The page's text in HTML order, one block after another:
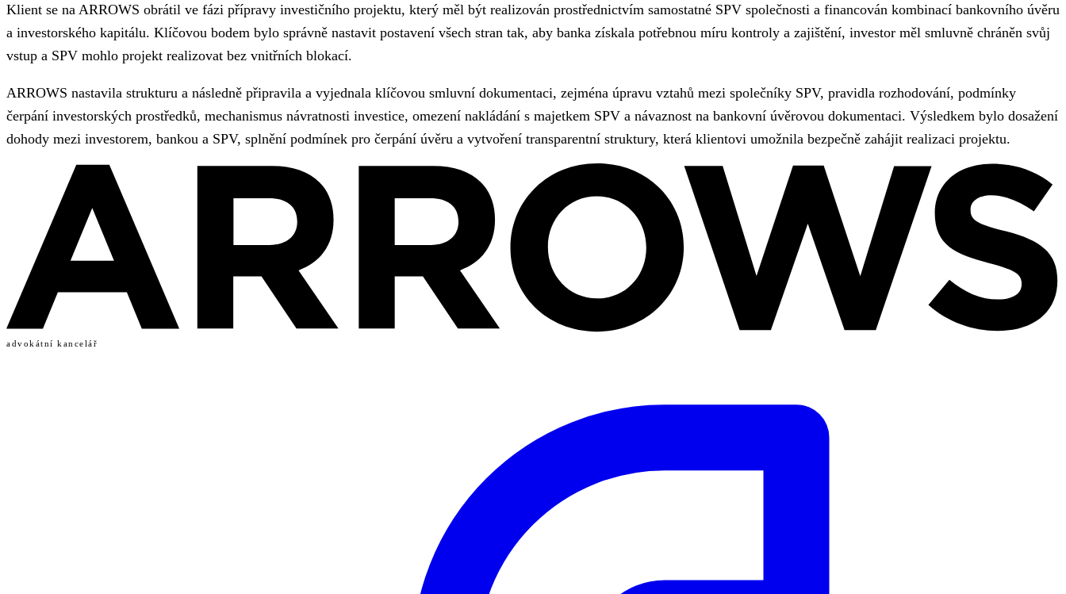
Klient se na ARROWS obrátil ve fázi přípravy investičního projektu, který měl být realizován prostřednictvím samostatné SPV společnosti a financován kombinací bankovního úvěru
a investorského kapitálu. Klíčovou bodem bylo správně nastavit postavení všech stran tak, aby banka získala potřebnou míru kontroly a zajištění, investor měl smluvně chráněn svůj
vstup a SPV mohlo projekt realizovat bez vnitřních blokací.
ARROWS nastavila strukturu a následně připravila a vyjednala klíčovou smluvní dokumentaci, zejména úpravu vztahů mezi společníky SPV, pravidla rozhodování, podmínky
čerpání investorských prostředků, mechanismus návratnosti investice, omezení nakládání s majetkem SPV a návaznost na bankovní úvěrovou dokumentaci. Výsledkem bylo dosažení
dohody mezi investorem, bankou a SPV, splnění podmínek pro čerpání úvěru a vytvoření transparentní struktury, která klientovi umožnila bezpečně zahájit realizaci projektu.
advokátní kancelář